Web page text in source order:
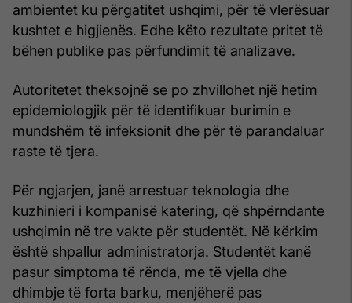
ambientet ku përgatitet ushqimi, për të vlerësuar
kushtet e higjienës. Edhe këto rezultate pritet të
bëhen publike pas përfundimit të analizave.
Autoritetet theksojnë se po zhvillohet një hetim
epidemiologjik për të identifikuar burimin e
mundshëm të infeksionit dhe për të parandaluar
raste të tjera.
Për ngjarjen, janë arrestuar teknologia dhe
kuzhinieri i kompanisë katering, që shpërndante
ushqimin në tre vakte për studentët. Në kërkim
është shpallur administratorja. Studentët kanë
pasur simptoma të rënda, me të vjella dhe
dhimbje të forta barku, menjëherë pas